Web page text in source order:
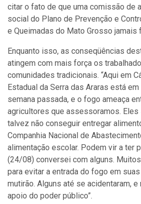
citar o fato de que uma comissão de
social do Plano de Prevenção e
e Queimadas do Mato Grosso jamais
Enquanto isso, as conseqüências
atingem com mais força os
comunidades tradicionais. “Aqui em
Estadual da Serra das Araras está
semana passada, e o fogo ameaça
agricultores que assessoramos. Eles
talvez não conseguir entregar
Companhia Nacional de
alimentação escolar. Podem vir a ter
(24/08) conversei com alguns.
para evitar a entrada do fogo em
mutirão. Alguns até se acidentaram, e
apoio do poder público”.